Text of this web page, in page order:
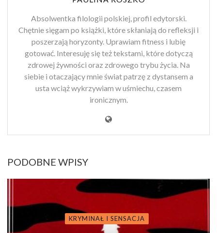
Absolwentka filologii polskiej, profil edytorski.
Chętnie sięgam po książki, które skłaniają do refleksji i
poszerzają horyzonty. Uprawiam fitness i lubię
gotować. Interesuję się też tekstami, które dotyczą
zdrowej żywności oraz zdrowego trybu życia. Na
siebie i otaczający mnie świat patrzę z dystansem a
usta wciąż wykrzywiam w uśmiechu, czasem
ironicznym.
PODOBNE WPISY
KRYMINAŁ I SENSACJA